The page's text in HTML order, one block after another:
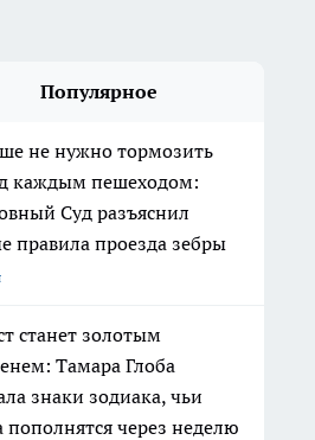
Популярное
не нужно тормозить
каждым пешеходом:
Суд разъяснил
правила проезда зебры
станет золотым
Тамара Глоба
знаки зодиака, чьи
пополнятся через неделю